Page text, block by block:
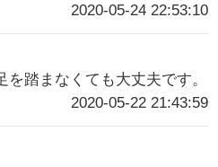
2020-05-24 22:53:10
踏まなくても大丈夫です。
2020-05-22 21:43:59